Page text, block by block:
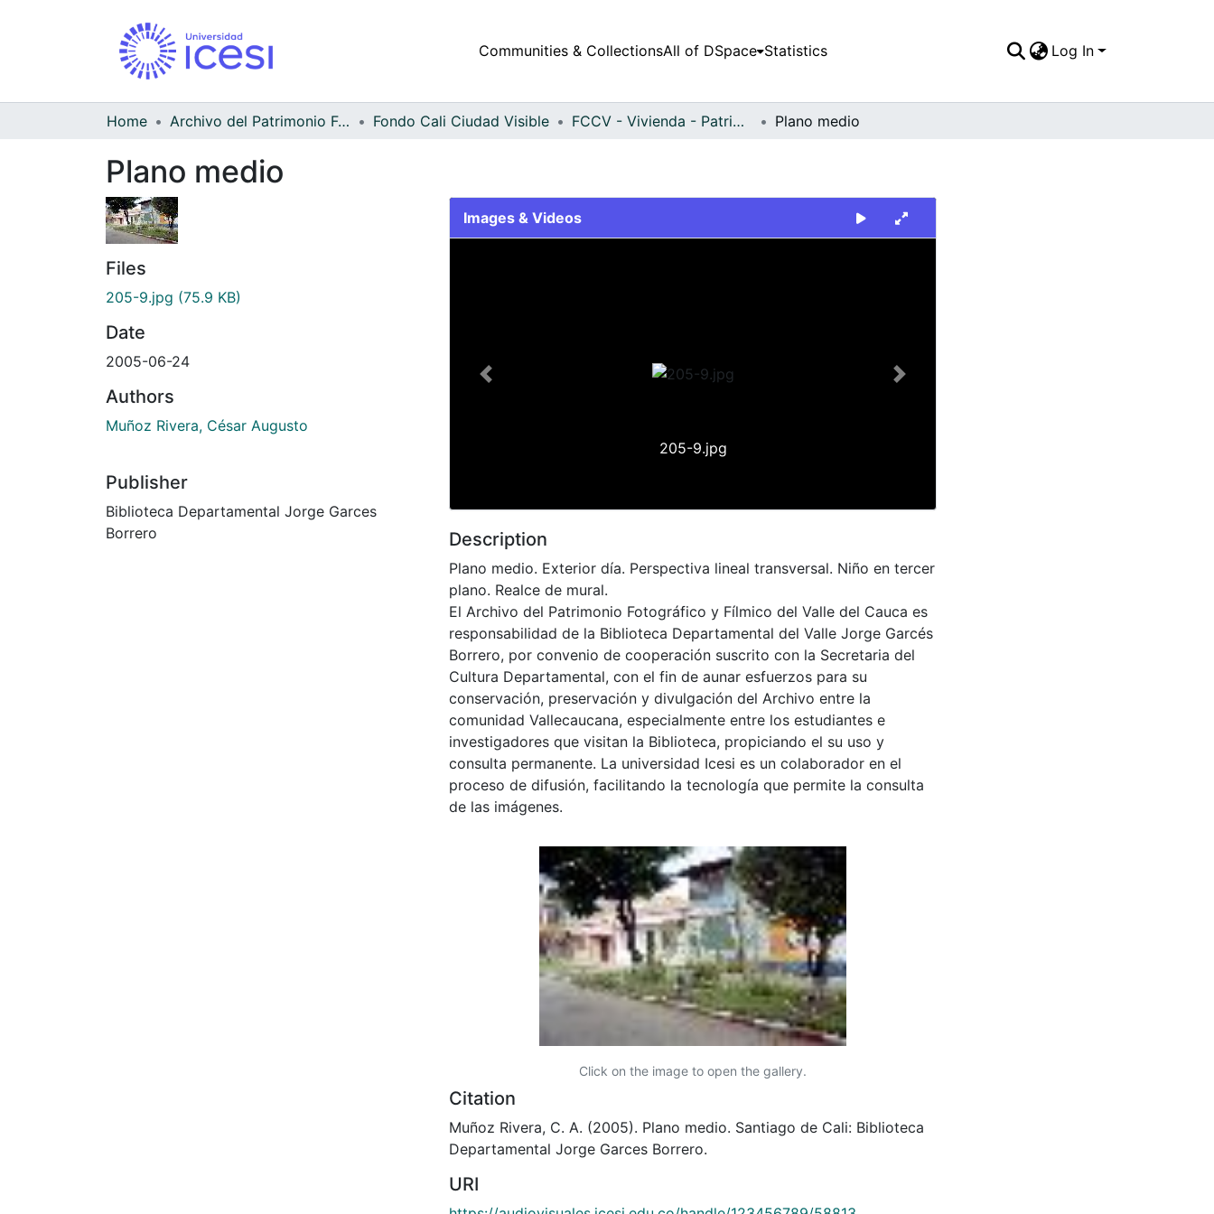
Communities & CollectionsAll of DSpace Statistics Log In
Home Archivo del Patrimonio Fotográfico y Fílmico del Valle del Cauca Fondo Cali Ciudad Visible FCCV - Vivienda - Patrimonial Plano medio
Plano medio
Files
205-9.jpg (75.9 KB)
Date
2005-06-24
Authors
Muñoz Rivera, César Augusto
Publisher
Biblioteca Departamental Jorge Garces
Borrero
Images & Videos
205-9.jpg
Previous Next
Description
Plano medio. Exterior día. Perspectiva lineal transversal. Niño en tercer
plano. Realce de mural.
El Archivo del Patrimonio Fotográfico y Fílmico del Valle del Cauca es
responsabilidad de la Biblioteca Departamental del Valle Jorge Garcés
Borrero, por convenio de cooperación suscrito con la Secretaria del
Cultura Departamental, con el fin de aunar esfuerzos para su
conservación, preservación y divulgación del Archivo entre la
comunidad Vallecaucana, especialmente entre los estudiantes e
investigadores que visitan la Biblioteca, propiciando el su uso y
consulta permanente. La universidad Icesi es un colaborador en el
proceso de difusión, facilitando la tecnología que permite la consulta
de las imágenes.
Click on the image to open the gallery.
Citation
Muñoz Rivera, C. A. (2005). Plano medio. Santiago de Cali: Biblioteca
Departamental Jorge Garces Borrero.
URI